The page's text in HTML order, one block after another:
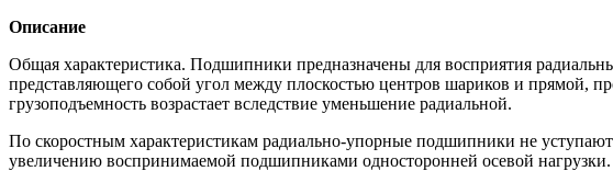
Описание
Общая характеристика. Подшипники предназначены для восприятия
представляющего собой угол между плоскостью центров шариков и прямой,
грузоподъемность возрастает вследствие уменьшение радиальной.
По скоростным характеристикам радиально-упорные подшипники не
увеличению воспринимаемой подшипниками односторонней осевой нагрузки.